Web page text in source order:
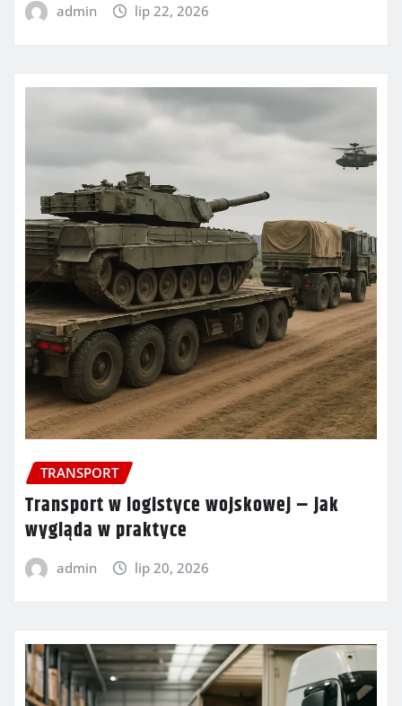
admin lip 22, 2026
TRANSPORT
Transport w logistyce wojskowej – jak
wygląda w praktyce
admin lip 20, 2026